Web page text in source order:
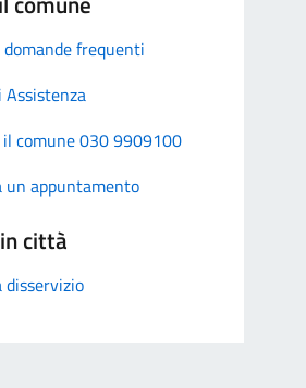
domande frequenti
Assistenza
il comune 030 9909100
un appuntamento
città
disservizio